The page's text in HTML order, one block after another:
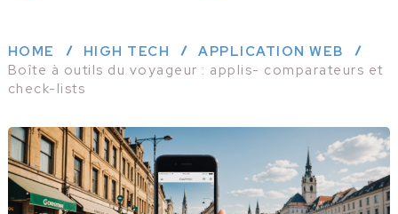
HOME HIGH TECH
APPLICATION WEB
Boîte à outils du voyageur : applis- comparateurs et
check-lists